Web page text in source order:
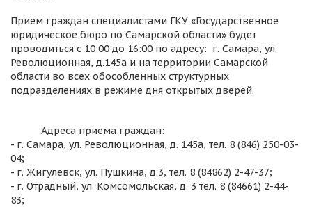
Прием граждан специалистами ГКУ «Государственное
юридическое бюро по Самарской области» будет
проводиться с 10:00 до 16:00 по адресу: г. Самара, ул.
Революционная, д.145а и на территории Самарской
области во всех обособленных структурных
подразделениях в режиме дня открытых дверей.
Адреса приема граждан:
- г. Самара, ул. Революционная, д. 145а, тел. 8 (846) 250-03-
04;
- г. Жигулевск, ул. Пушкина, д.3, тел. 8 (84862) 2-47-37;
- г. Отрадный, ул. Комсомольская, д. 3 тел. 8 (84661) 2-44-
83;